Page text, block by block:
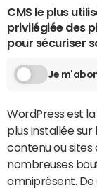
CMS le plus
privilégiée des
pour sécuriser
Je
WordPress est
plus installée sur
contenu ou sites
nombreuses
omniprésent. De